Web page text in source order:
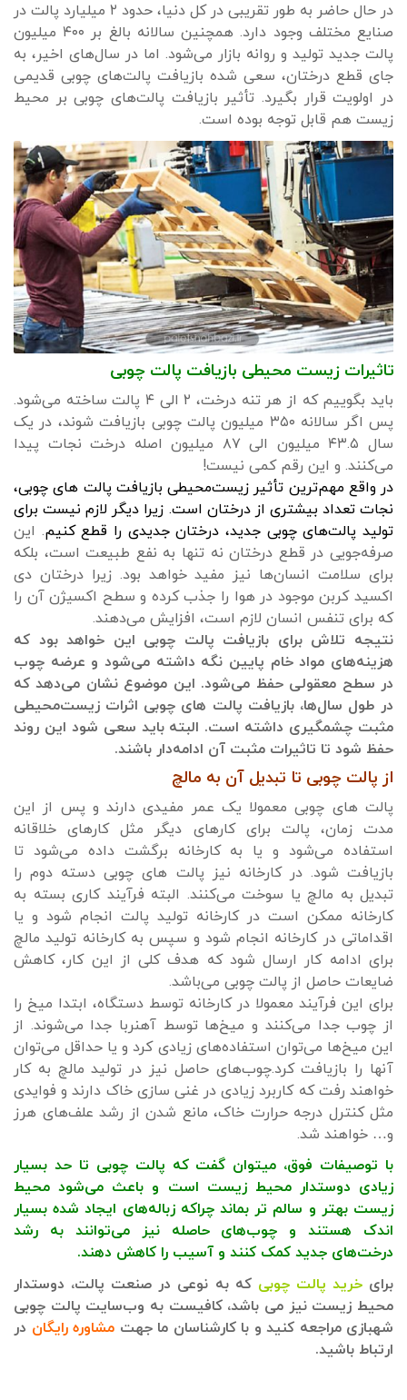
در حال حاضر به طور تقریبی در کل دنیا، حدود ۲ میلیارد پالت در
صنایع مختلف وجود دارد. همچنین سالانه بالغ بر ۴۰۰ میلیون
پالت جدید تولید و روانه بازار می‌شود. اما در سال‌های اخیر، به
جای قطع درختان، سعی شده بازیافت پالت‌های چوبی قدیمی
در اولویت قرار بگیرد. تأثیر بازیافت پالت‌های چوبی بر محیط
زیست هم قابل توجه بوده است.
تاثیرات زیست محیطی بازیافت پالت چوبی
باید بگوییم که از هر تنه درخت، ۲ الی ۴ پالت ساخته می‌شود.
پس اگر سالانه ۳۵۰ میلیون پالت چوبی بازیافت شوند، در یک
سال ۴۳.۵ میلیون الی ۸۷ میلیون اصله درخت نجات پیدا
می‌کنند. و این رقم کمی نیست!
در واقع مهم‌ترین تأثیر زیست‌محیطی بازیافت پالت های چوبی،
نجات تعداد بیشتری از درختان است. زیرا دیگر لازم نیست برای
تولید پالت‌های چوبی جدید، درختان جدیدی را قطع کنیم. این
صرفه‌جویی در قطع درختان نه تنها به نفع طبیعت است، بلکه
برای سلامت انسان‌ها نیز مفید خواهد بود. زیرا درختان دی
اکسید کربن موجود در هوا را جذب کرده و سطح اکسیژن آن را
که برای تنفس انسان لازم است، افزایش می‌دهند.
نتیجه تلاش برای بازیافت پالت چوبی این خواهد بود که
هزینه‌های مواد خام پایین نگه داشته می‌شود و عرضه چوب
در سطح معقولی حفظ می‌شود. این موضوع نشان می‌دهد که
در طول سال‌ها، بازیافت پالت های چوبی اثرات زیست‌محیطی
مثبت چشمگیری داشته است. البته باید سعی شود این روند
حفظ شود تا تاثیرات مثبت آن ادامه‌دار باشند.
از پالت چوبی تا تبدیل آن به مالچ
پالت های چوبی معمولا یک عمر مفیدی دارند و پس از این
مدت زمان، پالت برای کارهای دیگر مثل کارهای خلاقانه
استفاده می‌شود و یا به کارخانه برگشت داده می‌شود تا
بازیافت شود. در کارخانه نیز پالت های چوبی دسته دوم را
تبدیل به مالچ یا سوخت می‌کنند. البته فرآیند کاری بسته به
کارخانه ممکن است در کارخانه تولید پالت انجام شود و یا
اقداماتی در کارخانه انجام شود و سپس به کارخانه تولید مالچ
برای ادامه کار ارسال شود که هدف کلی از این کار، کاهش
ضایعات حاصل از پالت چوبی می‌باشد.
برای این فرآیند معمولا در کارخانه توسط دستگاه، ابتدا میخ را
از چوب جدا می‌کنند و میخ‌ها توسط آهنربا جدا می‌شوند. از
این میخ‌ها می‌توان استفاده‌های زیادی کرد و یا حداقل می‌توان
آنها را بازیافت کرد.چوب‌های حاصل نیز در تولید مالچ به کار
خواهند رفت که کاربرد زیادی در غنی سازی خاک دارند و فوایدی
مثل کنترل درجه حرارت خاک، مانع شدن از رشد علف‌های هرز
و… خواهند شد.
با توصیفات فوق، میتوان گفت که پالت چوبی تا حد بسیار
زیادی دوستدار محیط زیست است و باعث می‌شود محیط
زیست بهتر و سالم تر بماند چراکه زباله‌های ایجاد شده بسیار
اندک هستند و چوب‌های حاصله نیز می‌توانند به رشد
درخت‌های جدید کمک کنند و آسیب را کاهش دهند.
برایخرید پالت چوبی که به نوعی در صنعت پالت، دوستدار
محیط زیست نیز می باشد، کافیست به وب‌سایت پالت چوبی
شهبازی مراجعه کنید و با کارشناسان ما جهت مشاوره رایگان در
ارتباط باشید.